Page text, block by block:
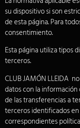
su dispositivo si son
de esta página. Para
consentimiento.
Esta página utiliza tipos
terceros.
CLUB JAMÓN LLEIDA
datos con la
de las transferencias a
terceros identificados
correspondientes